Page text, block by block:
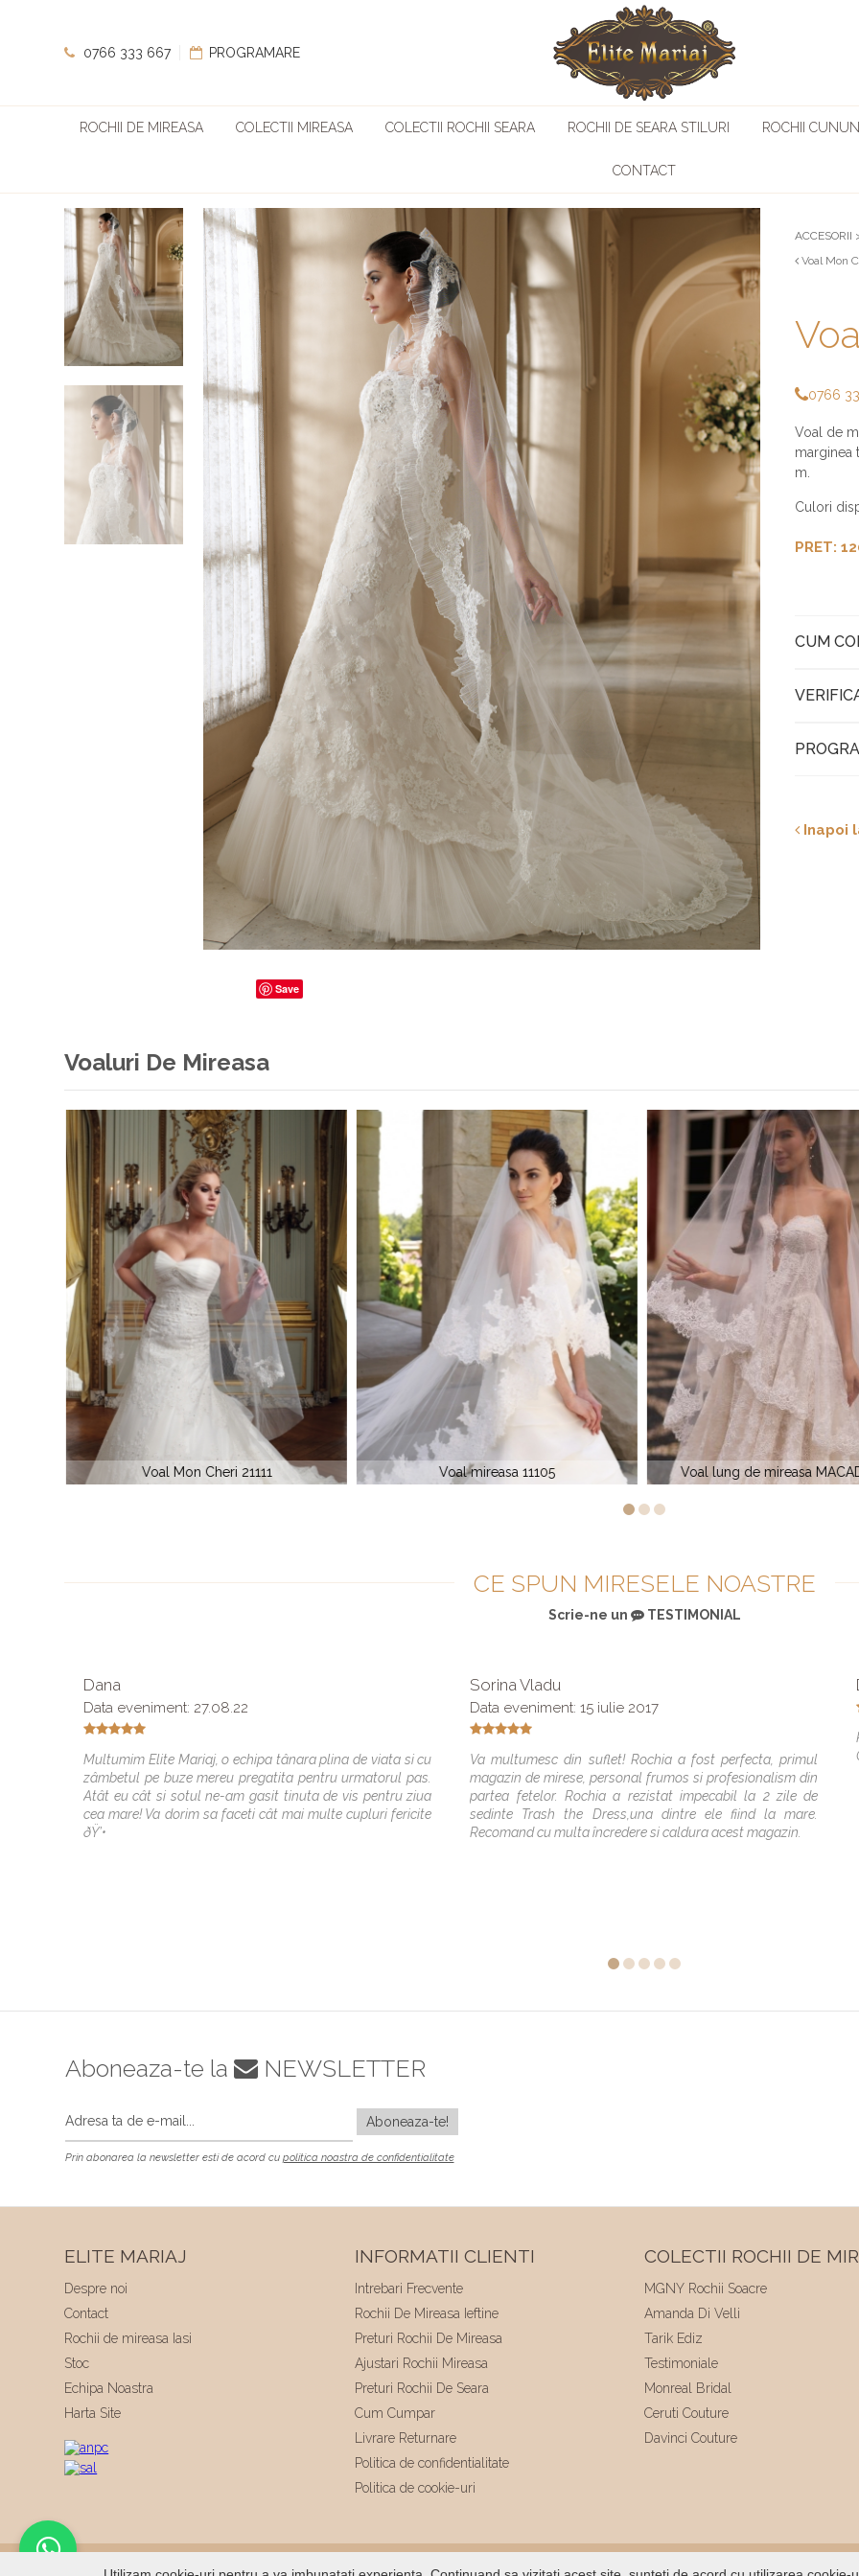
0766 333 667 PROGRAMARE
ROCHII DE MIREASA COLECTII MIREASA COLECTII ROCHII SEARA ROCHII DE SEARA STILURI ROCHII
CONTACT
ACCESORII
Voal Mon
0766
Voal de
marginea
m.
Culori
PRET:
CUM
Inapoi
Save
Voaluri De Mireasa
Voal mireasa 11105 Voal lung de mireasa MACADAMIA Voal lung dantela
CE SPUN MIRESELE NOASTRE
Scrie-ne un TESTIMONIAL
Dana
Data eveniment: 27.08.22
Multumim Elite Mariaj, o echipa tânara plina de viata si cu
zâmbetul pe buze mereu pregatita pentru urmatorul pas.
Atât eu cât si sotul ne-am gasit tinuta de vis pentru ziua
cea mare! Va dorim sa faceti cât mai multe cupluri fericite
ðŸ’•
Sorina Vladu
Data eveniment: 15 iulie 2017
Va multumesc din suflet! Rochia a fost perfecta, primul
magazin de mirese, personal frumos si profesionalism din
partea fetelor. Rochia a rezistat impecabil la 2 zile de
sedinte Trash the Dress,una dintre ele fiind la mare.
Recomand cu multa încredere si caldura acest magazin.
Aboneaza-te la NEWSLETTER
Prin abonarea la newsletter esti de acord cu politica noastra de confidentialitate
ELITE MARIAJ
Despre noi
Contact
Rochii de mireasa Iasi
Stoc
Echipa Noastra
Harta Site
INFORMATII CLIENTI
Intrebari Frecvente
Rochii De Mireasa Ieftine
Preturi Rochii De Mireasa
Ajustari Rochii Mireasa
Preturi Rochii De Seara
Cum Cumpar
Livrare Returnare
Politica de confidentialitate
Politica de cookie-uri
COLECTII ROCHII DE
MGNY Rochii Soacre
Amanda Di Velli
Tarik Ediz
Testimoniale
Monreal Bridal
Ceruti Couture
Davinci Couture
© 2026Elite Mariaj | Toate drepturile rezervate | Dezvoltat deVoitin.com